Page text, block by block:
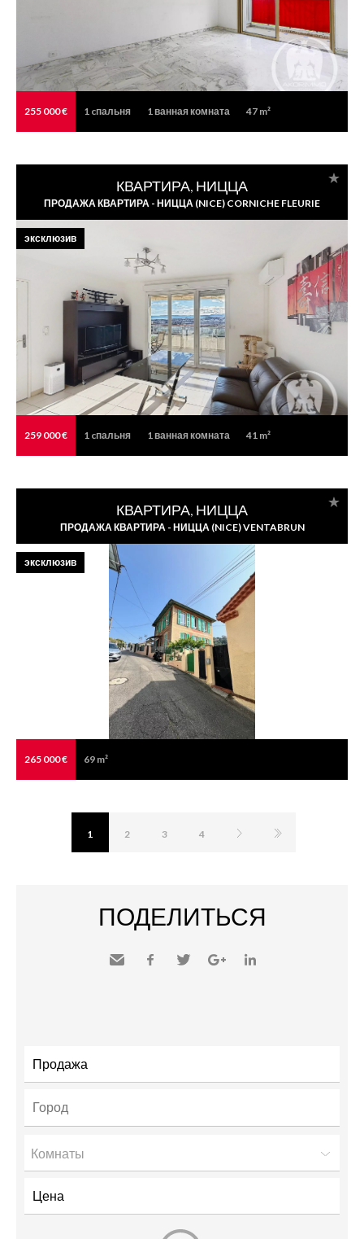
255 000 € 1 cпальня 1ванная комната 47 m²
КВАРТИРА, НИЦЦА
ПРОДАЖА КВАРТИРА - НИЦЦА (NICE) CORNICHE FLEURIE
259 000 € 1 cпальня 1ванная комната 41 m²
эксклюзив
КВАРТИРА, НИЦЦА
ПРОДАЖА КВАРТИРА - НИЦЦА (NICE) VENTABRUN
265 000 € 69 m²
эксклюзив
1 2 3 4
ПОДЕЛИТЬСЯ
Комнаты